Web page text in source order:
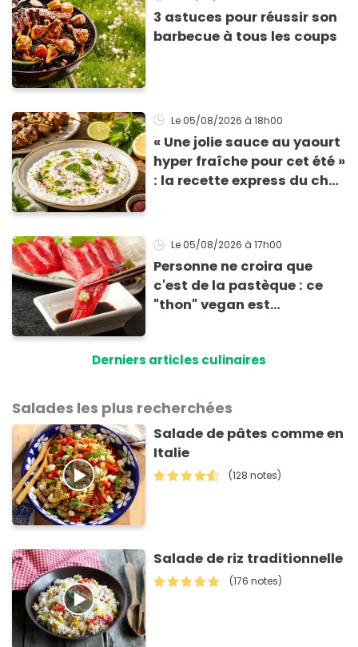
3 astuces pour réussir son
barbecue à tous les coups
Le 05/08/2026 à 18h00
« Une jolie sauce au yaourt
hyper fraîche pour cet été »
: la recette express du chef
grillades
Le 05/08/2026 à 17h00
Personne ne croira que
c'est de la pastèque : ce
"thon" vegan est
Derniers articles culinaires
Salades les plus recherchées
Salade de pâtes comme en
Italie
(128 notes)
Salade de riz traditionnelle
(176 notes)